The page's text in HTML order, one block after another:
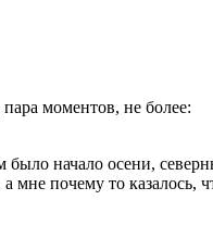
моментов, не более:
начало осени,
почему то казалось,